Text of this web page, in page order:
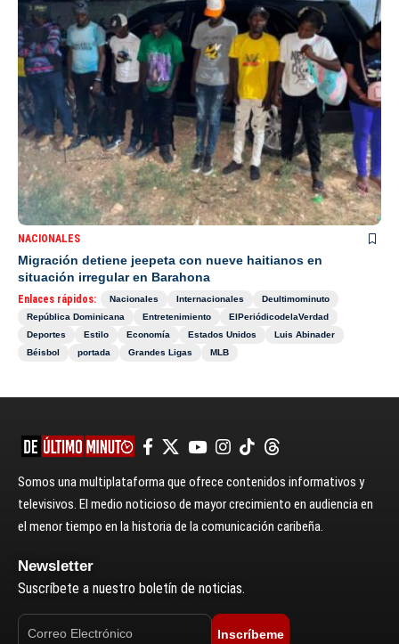
NACIONALES
Migración detiene jeepeta con nueve haitianos en
situación irregular en Barahona
Enlaces rápidos: Nacionales Internacionales
Deultimominuto
República Dominicana
Entretenimiento
ElPeriódicodelaVerdad
Deportes
Estilo Economía Estados Unidos
Luis Abinader
Béisbol
portada Grandes Ligas MLB
Somos una multiplataforma que ofrece contenidos informativos y
televisivos. El medio noticioso de mayor crecimiento en audiencia en
el menor tiempo en la historia de la comunicación caribeña.
Newsletter
Suscríbete a nuestro boletín de noticias.
Inscríbeme